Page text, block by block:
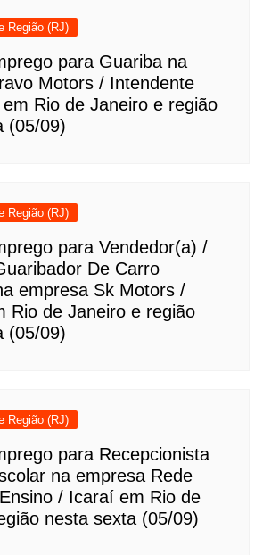
Região (RJ)
para Guariba na
Motors / Intendente
Rio de Janeiro e região
(05/09)
Região (RJ)
para Vendedor(a) /
De Carro
empresa Sk Motors /
Rio de Janeiro e região
(05/09)
Região (RJ)
para Recepcionista
na empresa Rede
/ Icaraí em Rio de
nesta sexta (05/09)